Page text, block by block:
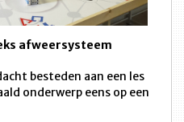
afweersysteem
besteden aan een les
onderwerp eens op een